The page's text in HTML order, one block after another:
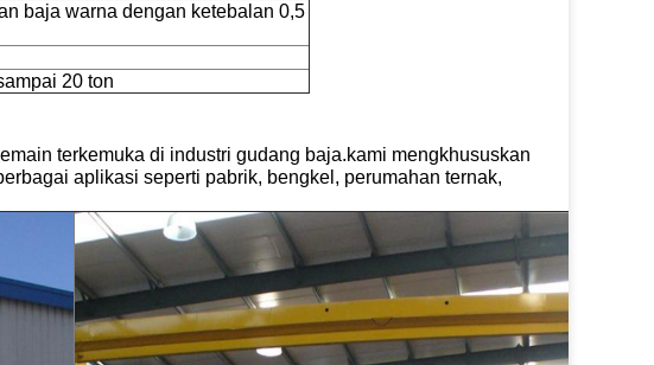
baja warna dengan ketebalan 0,5
20 ton
terkemuka di industri gudang baja.kami mengkhususkan
aplikasi seperti pabrik, bengkel, perumahan ternak,